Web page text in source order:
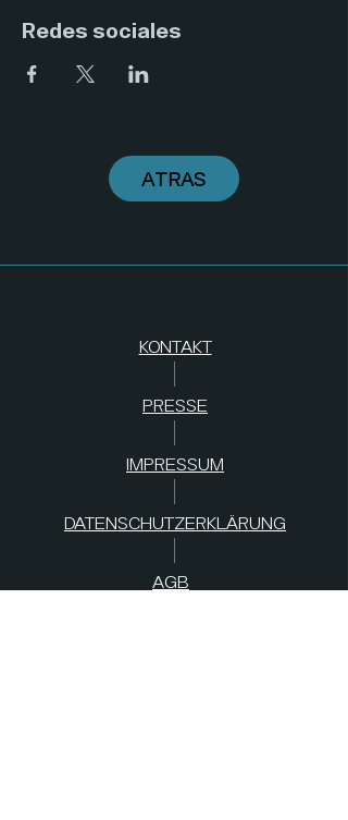
Redes sociales
ATRAS
KONTAKT
PRESSE
IMPRESSUM
DATENSCHUTZERKLÄRUNG
AGB